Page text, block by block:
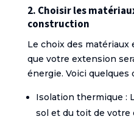
2. Choisir les
construction
Le choix des
que votre extension
énergie. Voici quelques
Isolation thermique :
sol et du toit de